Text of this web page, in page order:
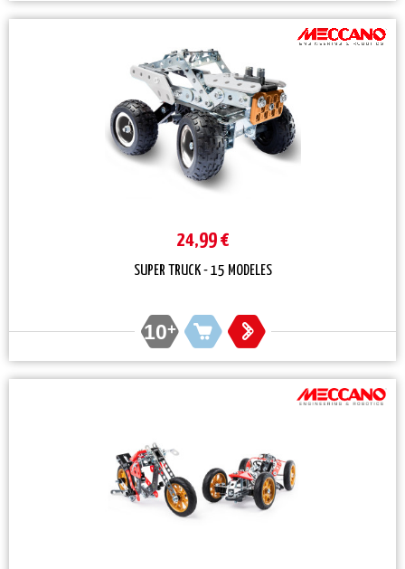
24,99 €
SUPER TRUCK - 15 MODELES
10+